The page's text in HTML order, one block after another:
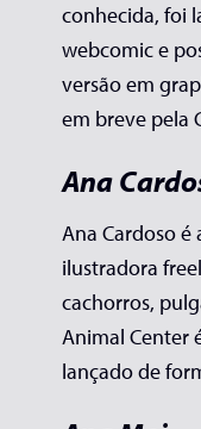
conhecida, foi
webcomic e
versão em
em breve pela
Ana
Ana Cardoso
ilustradora
cachorros,
Animal Center
lançado de